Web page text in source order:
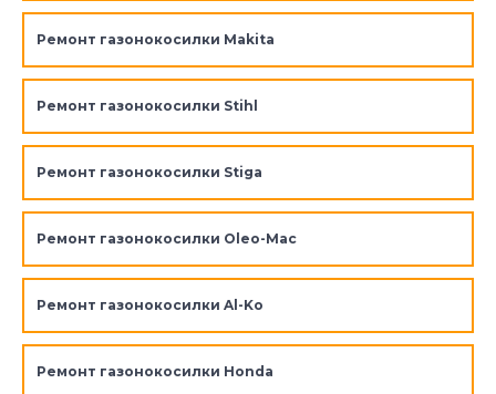
Ремонт газонокосилки Makita
Ремонт газонокосилки Stihl
Ремонт газонокосилки Stiga
Ремонт газонокосилки Oleo-Mac
Ремонт газонокосилки Al-Ko
Ремонт газонокосилки Honda